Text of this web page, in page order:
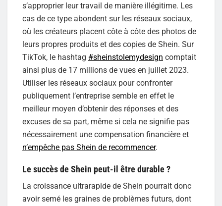
s’approprier leur travail de manière illégitime. Les
cas de ce type abondent sur les réseaux sociaux,
où les créateurs placent côte à côte des photos de
leurs propres produits et des copies de Shein. Sur
TikTok, le hashtag #sheinstolemydesign comptait
ainsi plus de 17 millions de vues en juillet 2023.
Utiliser les réseaux sociaux pour confronter
publiquement l’entreprise semble en effet le
meilleur moyen d’obtenir des réponses et des
excuses de sa part, même si cela ne signifie pas
nécessairement une compensation financière et
n’empêche pas Shein de recommencer.
Le succès de Shein peut-il être durable ?
La croissance ultrarapide de Shein pourrait donc
avoir semé les graines de problèmes futurs, dont